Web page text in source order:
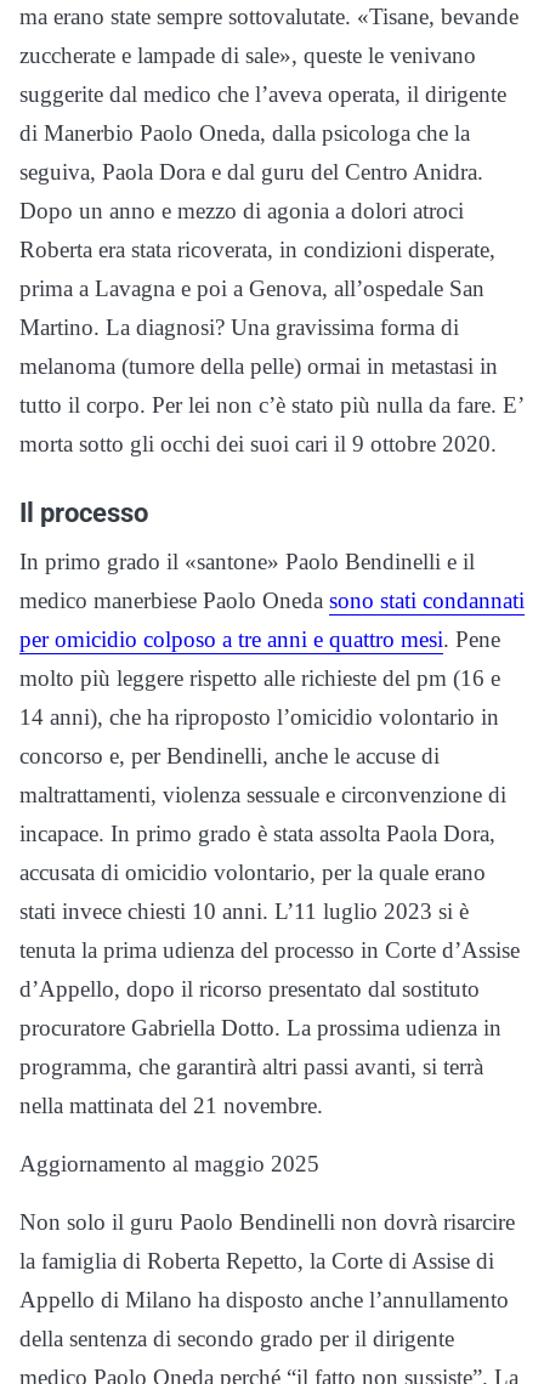
ma erano state sempre sottovalutate. «Tisane, bevande
zuccherate e lampade di sale», queste le venivano
suggerite dal medico che l’aveva operata, il dirigente
di Manerbio Paolo Oneda, dalla psicologa che la
seguiva, Paola Dora e dal guru del Centro Anidra.
Dopo un anno e mezzo di agonia a dolori atroci
Roberta era stata ricoverata, in condizioni disperate,
prima a Lavagna e poi a Genova, all’ospedale San
Martino. La diagnosi? Una gravissima forma di
melanoma (tumore della pelle) ormai in metastasi in
tutto il corpo. Per lei non c’è stato più nulla da fare. E’
morta sotto gli occhi dei suoi cari il 9 ottobre 2020.
Il processo
In primo grado il «santone» Paolo Bendinelli e il
medico manerbiese Paolo Oneda sono stati condannati
per omicidio colposo a tre anni e quattro mesi. Pene
molto più leggere rispetto alle richieste del pm (16 e
14 anni), che ha riproposto l’omicidio volontario in
concorso e, per Bendinelli, anche le accuse di
maltrattamenti, violenza sessuale e circonvenzione di
incapace. In primo grado è stata assolta Paola Dora,
accusata di omicidio volontario, per la quale erano
stati invece chiesti 10 anni. L’11 luglio 2023 si è
tenuta la prima udienza del processo in Corte d’Assise
d’Appello, dopo il ricorso presentato dal sostituto
procuratore Gabriella Dotto. La prossima udienza in
programma, che garantirà altri passi avanti, si terrà
nella mattinata del 21 novembre.
Aggiornamento al maggio 2025
Non solo il guru Paolo Bendinelli non dovrà risarcire
la famiglia di Roberta Repetto, la Corte di Assise di
Appello di Milano ha disposto anche l’annullamento
della sentenza di secondo grado per il dirigente
medico Paolo Oneda perché “il fatto non sussiste”. La